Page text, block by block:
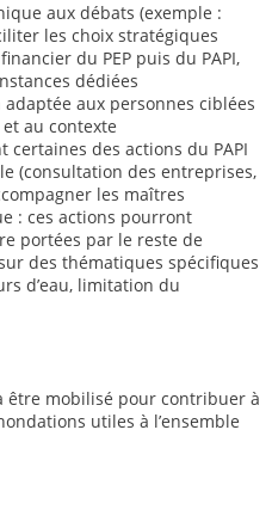
aux débats (exemple :
les choix stratégiques
du PEP puis du PAPI,
dédiées
aux personnes ciblées
au contexte
des actions du PAPI
(consultation des entreprises,
les maîtres
: ces actions pourront
portées par le reste de
des thématiques spécifiques
d’eau, limitation du
être mobilisé pour contribuer à
utiles à l’ensemble